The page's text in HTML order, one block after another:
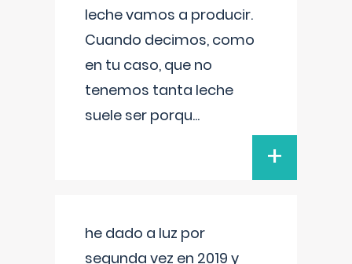
leche vamos a producir.
Cuando decimos, como
en tu caso, que no
tenemos tanta leche
suele ser porqu...
+
he dado a luz por
segunda vez en 2019 y